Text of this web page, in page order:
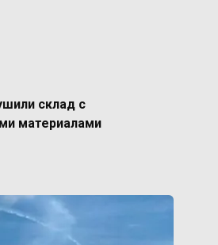
склад с
материалами